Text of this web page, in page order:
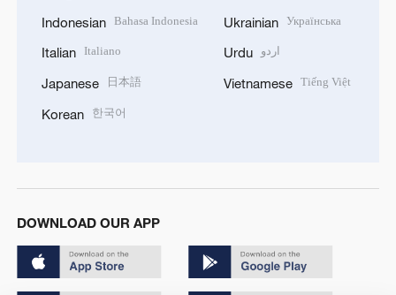
Indonesian Bahasa Indonesia
Italian Italiano
Japanese 日本語
Korean 한국어
Ukrainian Українська
Urdu اردو
Vietnamese Tiếng Việt
DOWNLOAD OUR APP